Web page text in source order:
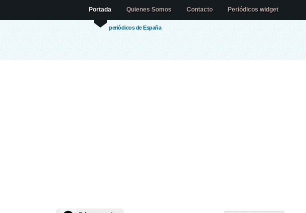
periódicos de España
Portada Quienes Somos Contacto Periódicos widget